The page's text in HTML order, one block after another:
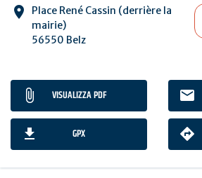
Place René Cassin (derrière la
mairie)
56550 Belz
VISUALIZZA PDF
GPX